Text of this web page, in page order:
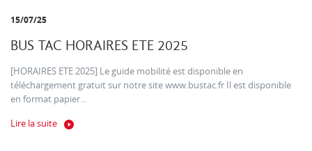
15/07/25
BUS TAC HORAIRES ETE 2025
[HORAIRES ETE 2025] Le guide mobilité est disponible en
téléchargement gratuit sur notre site www.bustac.fr Il est disponible
en format papier...
Lire la suite